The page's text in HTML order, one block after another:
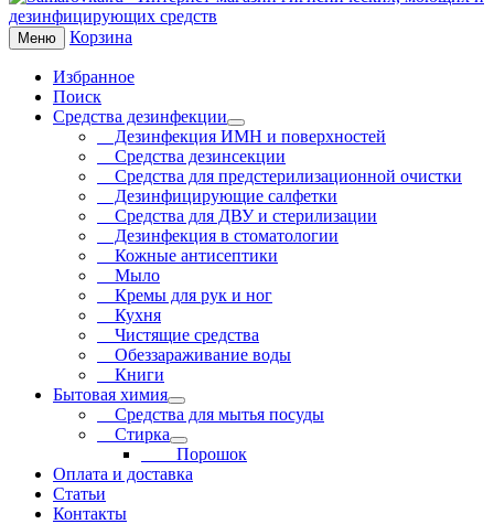
Меню Корзина
Избранное
Поиск
Средства дезинфекции
Дезинфекция ИМН и поверхностей
Средства дезинсекции
Средства для предстерилизационной очистки
Дезинфицирующие салфетки
Средства для ДВУ и cтерилизации
Дезинфекция в стоматологии
Кожные антисептики
Мыло
Кремы для рук и ног
Кухня
Чистящие средства
Обеззараживание воды
Книги
Бытовая химия
Средства для мытья посуды
Стирка
Порошок
Оплата и доставка
Статьи
Контакты